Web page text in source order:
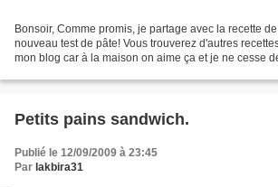
Bonsoir, Comme promis, je partage avec la recette
nouveau test de pâte! Vous trouverez d'autres
mon blog car à la maison on aime ça et je ne cesse
Petits pains sandwich.
Publié le 12/09/2009 à 23:45
Par lakbira31